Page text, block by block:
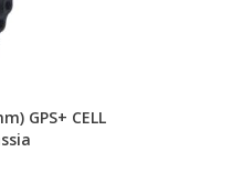
GPS+ CELL